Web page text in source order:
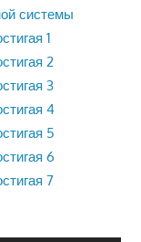
системы
1
2
3
4
5
6
7